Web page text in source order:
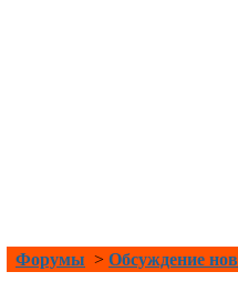
Форумы > Обсуждение